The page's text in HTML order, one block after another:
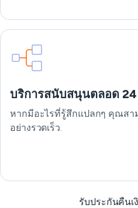
บริการสนับสนุนตลอด
หากมีอะไรที่รู้สึกแปลกๆ คุณสา
อย่างรวดเร็ว.
รับประกันคืนเ